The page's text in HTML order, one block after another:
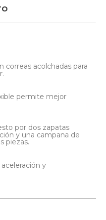
correas acolchadas para
permite mejor
por dos zapatas
y una campana de
piezas.
y